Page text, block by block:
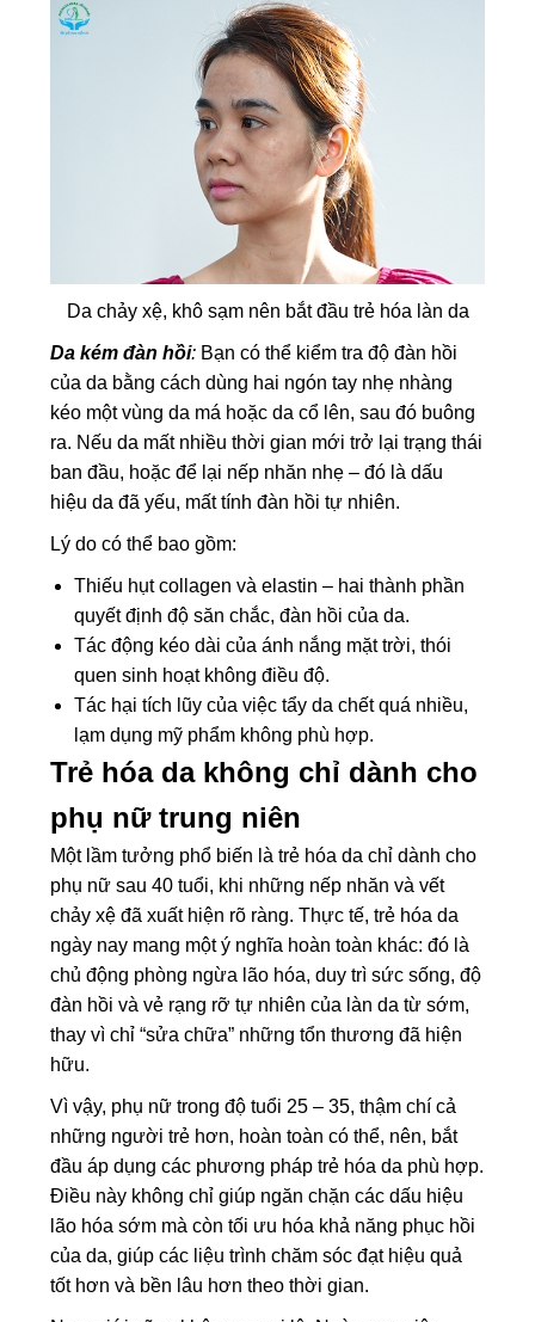
Da chảy xệ, khô sạm nên bắt đầu trẻ hóa làn da
Da kém đàn hồi: Bạn có thể kiểm tra độ đàn hồi
của da bằng cách dùng hai ngón tay nhẹ nhàng
kéo một vùng da má hoặc da cổ lên, sau đó buông
ra. Nếu da mất nhiều thời gian mới trở lại trạng thái
ban đầu, hoặc để lại nếp nhăn nhẹ – đó là dấu
hiệu da đã yếu, mất tính đàn hồi tự nhiên.
Lý do có thể bao gồm:
Thiếu hụt collagen và elastin – hai thành phần
quyết định độ săn chắc, đàn hồi của da.
Tác động kéo dài của ánh nắng mặt trời, thói
quen sinh hoạt không điều độ.
Tác hại tích lũy của việc tẩy da chết quá nhiều,
lạm dụng mỹ phẩm không phù hợp.
Trẻ hóa da không chỉ dành cho
phụ nữ trung niên
Một lầm tưởng phổ biến là trẻ hóa da chỉ dành cho
phụ nữ sau 40 tuổi, khi những nếp nhăn và vết
chảy xệ đã xuất hiện rõ ràng. Thực tế, trẻ hóa da
ngày nay mang một ý nghĩa hoàn toàn khác: đó là
chủ động phòng ngừa lão hóa, duy trì sức sống, độ
đàn hồi và vẻ rạng rỡ tự nhiên của làn da từ sớm,
thay vì chỉ “sửa chữa” những tổn thương đã hiện
hữu.
Vì vậy, phụ nữ trong độ tuổi 25 – 35, thậm chí cả
những người trẻ hơn, hoàn toàn có thể, nên, bắt
đầu áp dụng các phương pháp trẻ hóa da phù hợp.
Điều này không chỉ giúp ngăn chặn các dấu hiệu
lão hóa sớm mà còn tối ưu hóa khả năng phục hồi
của da, giúp các liệu trình chăm sóc đạt hiệu quả
tốt hơn và bền lâu hơn theo thời gian.